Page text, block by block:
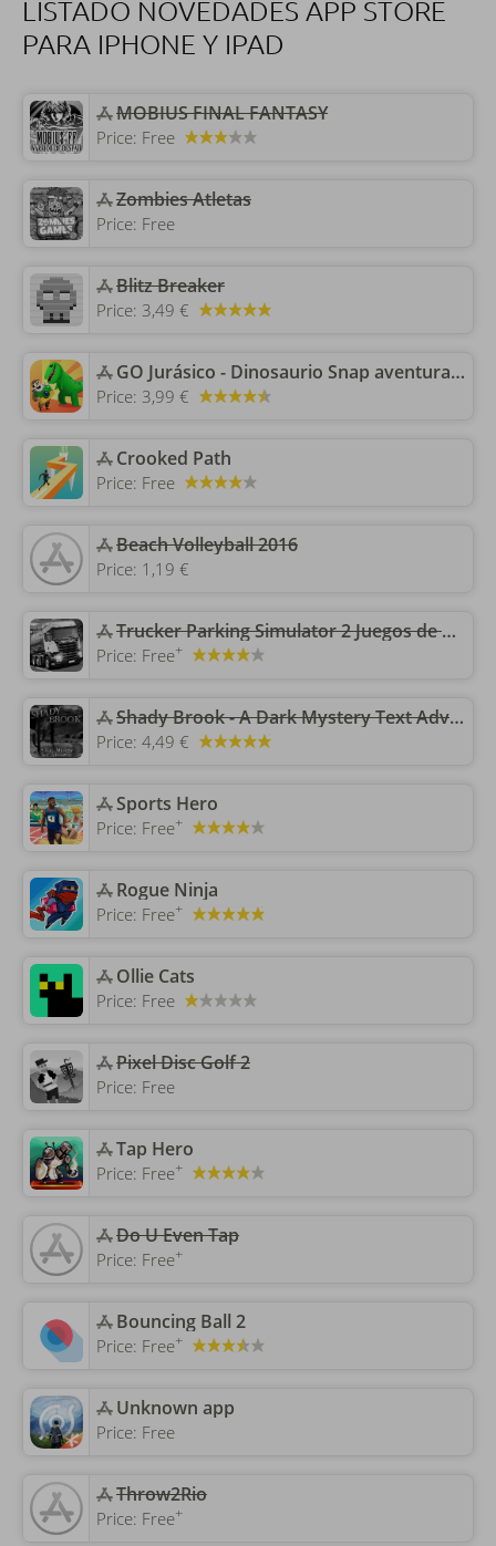
LISTADO NOVEDADES APP STORE
PARA IPHONE Y IPAD
‎MOBIUS FINAL FANTASY
Price: Free
Zombies Atletas
Price: Free
Blitz Breaker
Price: 3,49 €
‎GO Jurásico - Dinosaurio Snap aventuras: Descubre y haz fotos increíbles de dinosaurios magníficos y divertidos
Price: 3,99 €
‎Crooked Path
Price: Free
‎Beach Volleyball 2016
Price: 1,19 €
Trucker Parking Simulator 2 Juegos de Carreras Gratis
Price: Free+
‎Shady Brook - A Dark Mystery Text Adventure
Price: 4,49 €
‎Sports Hero
Price: Free+
‎Rogue Ninja
Price: Free+
‎Ollie Cats
Price: Free
Pixel Disc Golf 2
Price: Free
‎Tap Hero
Price: Free+
‎Do U Even Tap
Price: Free+
‎Bouncing Ball 2
Price: Free+
Unknown app
Price: Free
‎Throw2Rio
Price: Free+